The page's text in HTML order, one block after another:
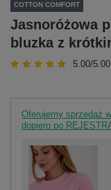
COTTON COMFORT
Jasnoróżowa
bluzka z
5.00/5.00
Oferujemy sprzedaż
dopiero po